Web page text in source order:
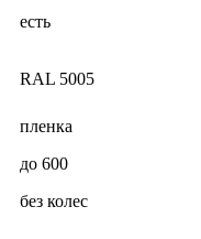
есть
RAL 5005
пленка
до 600
без колес